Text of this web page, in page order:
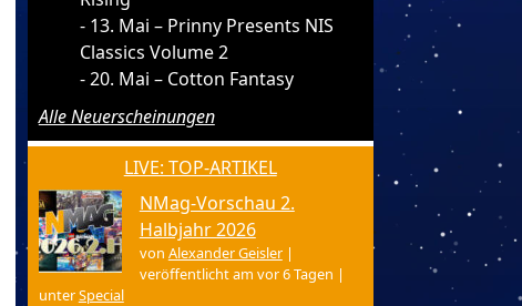
13. Mai – Prinny Presents NIS
Classics Volume 2
20. Mai – Cotton Fantasy
Alle Neuerscheinungen
LIVE: TOP-ARTIKEL
NMag-Vorschau 2.
Halbjahr 2026
von Alexander Geisler|
veröffentlicht am vor 6 Tagen |
unterSpecial